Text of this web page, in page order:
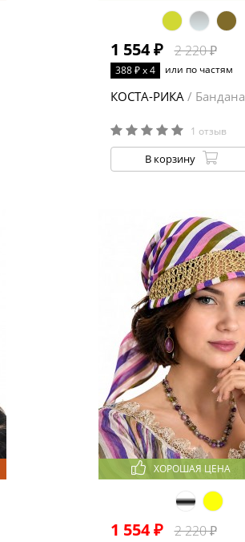
1 554 ₽ 2 220 ₽
388 ₽ x 4 или по частям
КОСТА-РИКА / Бандана
1 отзыв
В корзину
ХОРОШАЯ ЦЕНА
1 554 ₽ 2 220 ₽